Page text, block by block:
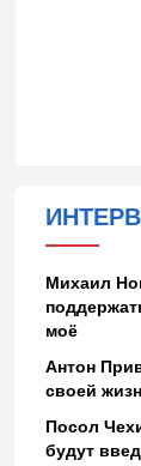
Михаил
моё
Антон
своей
Посол
будут